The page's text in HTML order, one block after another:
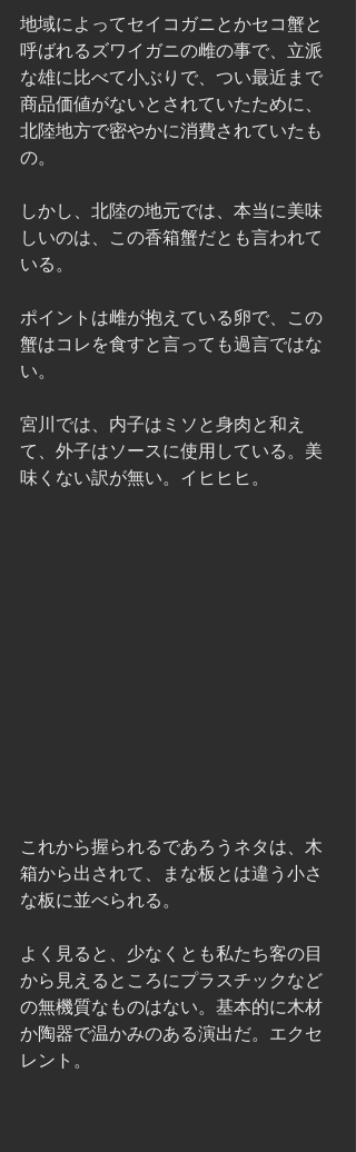
地域によってセイコガニとかセコ蟹と
呼ばれるズワイガニの雌の事で、立派
な雄に比べて小ぶりで、つい最近まで
商品価値がないとされていたために、
北陸地方で密やかに消費されていたも
の。
しかし、北陸の地元では、本当に美味
しいのは、この香箱蟹だとも言われて
いる。
ポイントは雌が抱えている卵で、この
蟹はコレを食すと言っても過言ではな
い。
宮川では、内子はミソと身肉と和え
て、外子はソースに使用している。美
味くない訳が無い。イヒヒヒ。
これから握られるであろうネタは、木
箱から出されて、まな板とは違う小さ
な板に並べられる。
よく見ると、少なくとも私たち客の目
から見えるところにプラスチックなど
の無機質なものはない。基本的に木材
か陶器で温かみのある演出だ。エクセ
レント。